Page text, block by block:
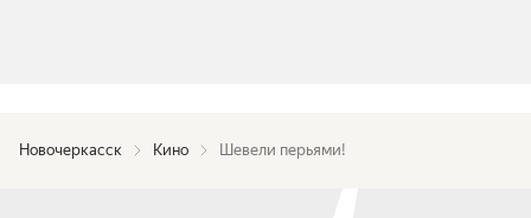
Новочеркасск Кино Шевели перьями!